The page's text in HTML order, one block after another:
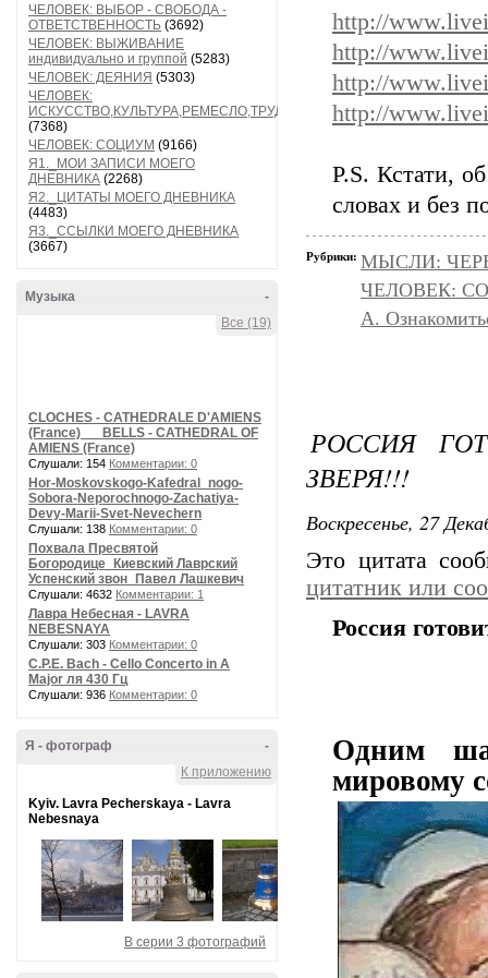
ЧЕЛОВЕК: ВЫБОР - СВОБОДА -
ОТВЕТСТВЕННОСТЬ (3692)
ЧЕЛОВЕК: ВЫЖИВАНИЕ
индивидуально и группой (5283)
ЧЕЛОВЕК: ДЕЯНИЯ (5303)
ЧЕЛОВЕК:
ИСКУССТВО,КУЛЬТУРА,РЕМЕСЛО,ТРУД
(7368)
ЧЕЛОВЕК: СОЦИУМ (9166)
Я1._МОИ ЗАПИСИ МОЕГО
ДНЕВНИКА (2268)
Я2._ЦИТАТЫ МОЕГО ДНЕВНИКА
(4483)
Я3._ССЫЛКИ МОЕГО ДНЕВНИКА
(3667)
-
Музыка
Все (19)
CLOCHES - CATHEDRALE D'AMIENS
(France) __ BELLS - CATHEDRAL OF
AMIENS (France)
Слушали: 154 Комментарии: 0
Hor-Moskovskogo-Kafedral_nogo-
Sobora-Neporochnogo-Zachatiya-
Devy-Marii-Svet-Nevechern
Слушали: 138 Комментарии: 0
Похвала Пресвятой
Богородице_Киевский Лаврский
Успенский звон_Павел Лашкевич
Слушали: 4632 Комментарии: 1
Лавра Небесная - LAVRA
NEBESNAYA
Слушали: 303 Комментарии: 0
C.P.E. Bach - Cello Concerto in A
Major ля 430 Гц
Слушали: 936 Комментарии: 0
-
Я - фотограф
К приложению
Kyiv. Lavra Pecherskaya - Lavra
Nebesnaya
В серии 3 фотографий
http://
http://
http://
http://
P.S. Кстати,
словах и без
Рубрики: МЫСЛИ:
ЧЕЛОВЕК:
А.
РОССИЯ
ЗВЕРЯ!!!
Воскресенье, 27
Это цитата
цитатник или
Россия
Одним
мировому